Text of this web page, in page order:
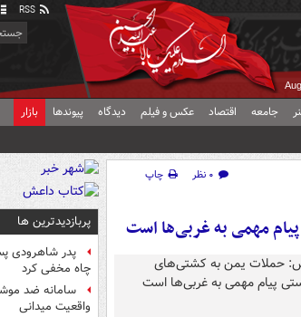
جامعه اقتصاد عکس و فیلم دیدگاه پیوندها بازار
۰ نظر
چاپ
مهمی به غربی‌ها است پربازدیدترین ها
پدر شاهرودی
چاه مخفی کرد
سامانه ضد
واقعیت میدانی